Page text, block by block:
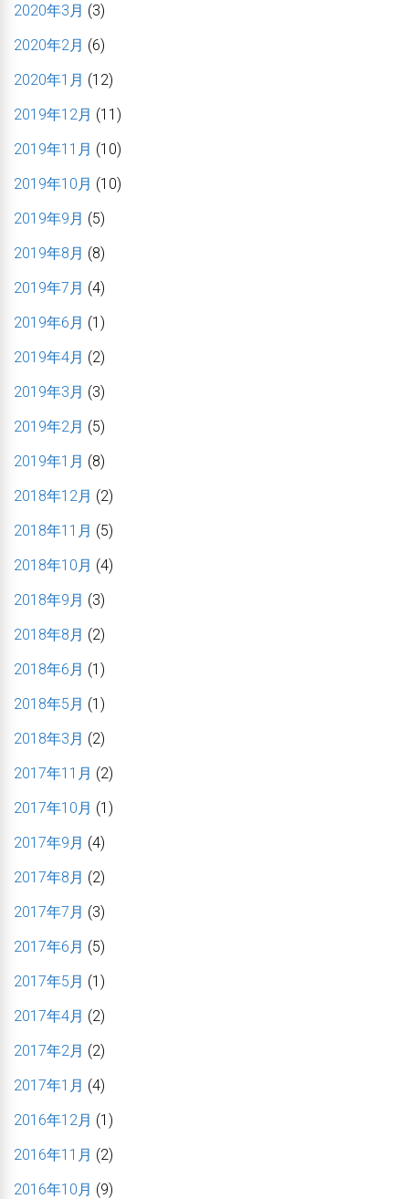
2020年3月 (3)
2020年2月 (6)
2020年1月 (12)
2019年12月 (11)
2019年11月 (10)
2019年10月 (10)
2019年9月 (5)
2019年8月 (8)
2019年7月 (4)
2019年6月 (1)
2019年4月 (2)
2019年3月 (3)
2019年2月 (5)
2019年1月 (8)
2018年12月 (2)
2018年11月 (5)
2018年10月 (4)
2018年9月 (3)
2018年8月 (2)
2018年6月 (1)
2018年5月 (1)
2018年3月 (2)
2017年11月 (2)
2017年10月 (1)
2017年9月 (4)
2017年8月 (2)
2017年7月 (3)
2017年6月 (5)
2017年5月 (1)
2017年4月 (2)
2017年2月 (2)
2017年1月 (4)
2016年12月 (1)
2016年11月 (2)
2016年10月 (9)